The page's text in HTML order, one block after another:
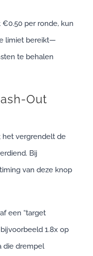
per ronde, kun
limiet bereikt—
te behalen
Out
het vergrendelt de
Bij
van deze knop
een “target
1.8x op
die drempel